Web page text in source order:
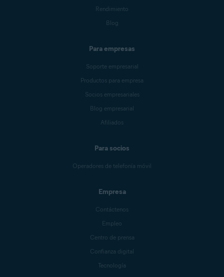
Rendimiento
Blog
Para empresas
Soporte empresarial
Productos para empresa
Socios empresariales
Blog empresarial
Afiliados
Para socios
Operadores de telefonía móvil
Empresa
Contáctenos
Empleo
Centro de prensa
Confianza digital
Tecnología